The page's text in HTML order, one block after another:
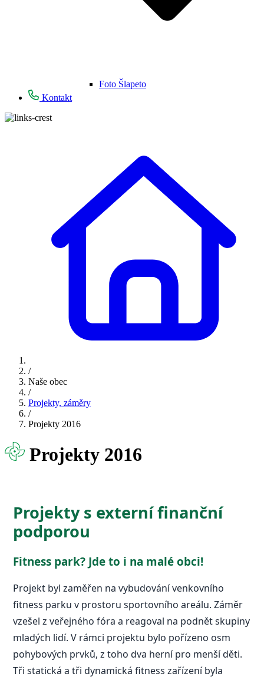
Foto Šlapeto
Kontakt
/
Naše obec
/
Projekty, záměry
/
Projekty 2016
Projekty 2016
Projekty s externí finanční
podporou
Fitness park? Jde to i na malé obci!
Projekt byl zaměřen na vybudování venkovního
fitness parku v prostoru sportovního areálu. Záměr
vzešel z veřejného fóra a reagoval na podnět skupiny
mladých lidí. V rámci projektu bylo pořízeno osm
pohybových prvků, z toho dva herní pro menší děti.
Tři statická a tři dynamická fitness zařízení byla